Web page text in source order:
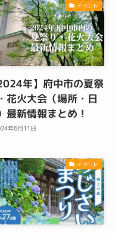
イベント
年】府中市の夏祭
花火大会（場所・日
最新情報まとめ！
年6月11日
イベント